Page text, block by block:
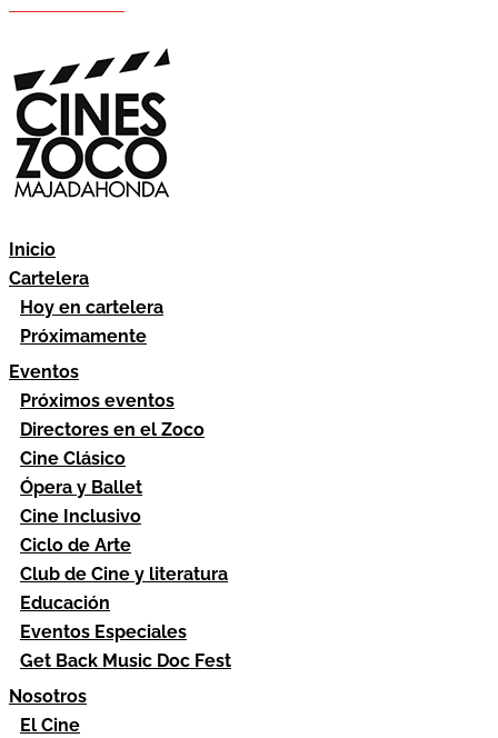
Inicio
Cartelera
Hoy en cartelera
Próximamente
Eventos
Próximos eventos
Directores en el Zoco
Cine Clásico
Ópera y Ballet
Cine Inclusivo
Ciclo de Arte
Club de Cine y literatura
Educación
Eventos Especiales
Get Back Music Doc Fest
Nosotros
El Cine